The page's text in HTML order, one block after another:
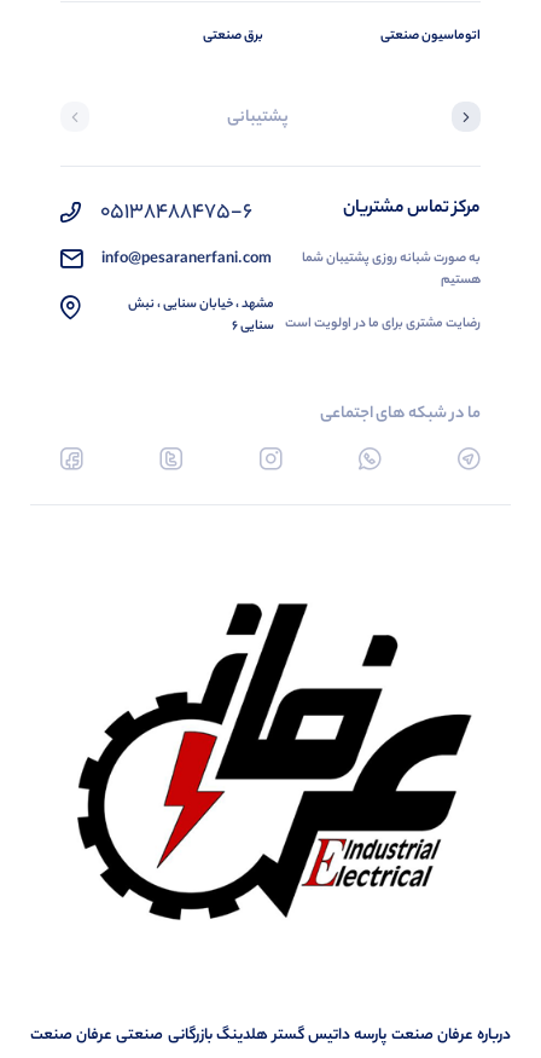
اتوماسیون صنعتی برق صنعتی
پشتیبانی
مرکز تماس مشتریان
به صورت شبانه روزی پشتیبان شما
هستیم
رضایت مشتری برای ما در اولویت است
05138488475-6
info@pesaranerfani.com
مشهد ، خیابان سنایی ، نبش
سنایی 6
ما در شبکه های اجتماعی
درباره عرفان صنعت پارسه داتیس گستر هلدینگ بازرگانی صنعتی عرفان صنعت